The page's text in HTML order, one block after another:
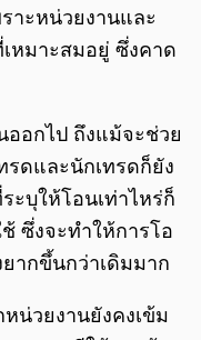
าะหน่วยงานและ
หมาะสมอยู่ ซึ่งคาด
อกไป ถึงแม้จะช่วย
รดและนักเทรดก็ยัง
ะบุให้โอนเท่าไหร่ก็
ซึ่งจะทำให้การโอ
ากขึ้นกว่าเดิมมาก
น่วยงานยังคงเข้ม